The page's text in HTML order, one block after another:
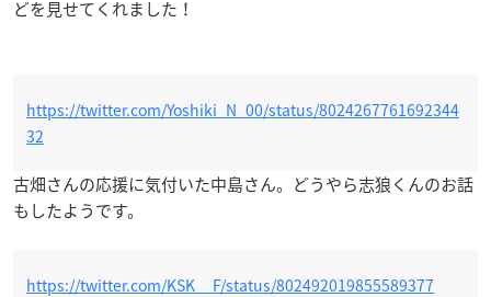
どを見せてくれました！
https://twitter.com/Yoshiki_N_00/status/8024267761692344
32
古畑さんの応援に気付いた中島さん。どうやら志狼くんのお話
もしたようです。
https://twitter.com/KSK__F/status/802492019855589377